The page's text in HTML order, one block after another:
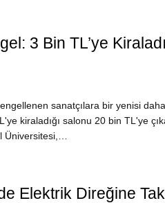
3 Bin TL’ye
sanatçılara bir yenisi daha
kiraladığı salonu 20 bin TL'ye
Üniversitesi,…
Elektrik Direğine